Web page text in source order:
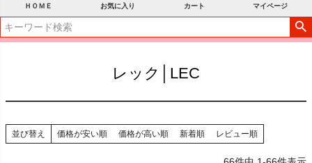
ＨＯＭＥ お気に入り カート マイページ
レック│LEC
並び替え 価格が安い順 価格が高い順 新着順 レビュー順